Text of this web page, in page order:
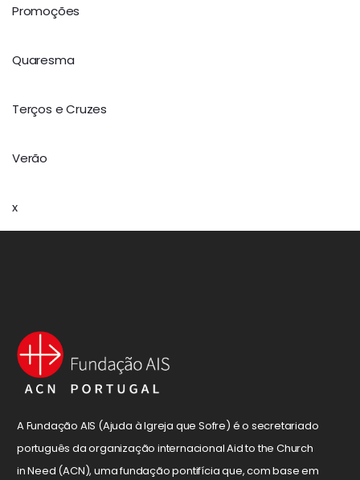
Promoções
Quaresma
Terços e Cruzes
Verão
x
A Fundação AIS (Ajuda à Igreja que Sofre) é o secretariado
português da organização internacional Aid to the Church
in Need (ACN), uma fundação pontifícia que, com base em